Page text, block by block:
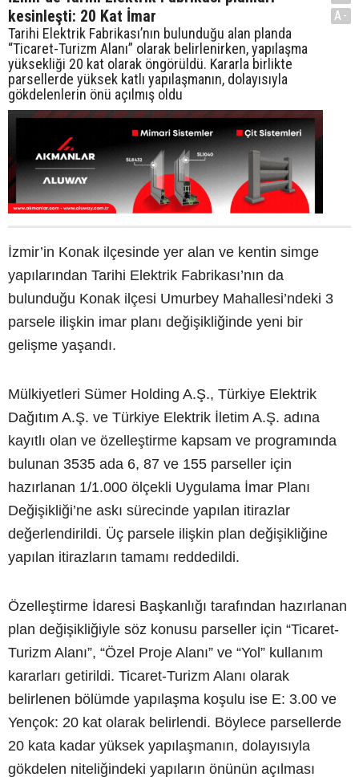
kesinleşti: 20 Kat İmar
Tarihi Elektrik Fabrikası’nın bulunduğu alan planda
“Ticaret-Turizm Alanı” olarak belirlenirken, yapılaşma
yüksekliği 20 kat olarak öngörüldü. Kararla birlikte
parsellerde yüksek katlı yapılaşmanın, dolayısıyla
gökdelenlerin önü açılmış oldu
A-
İzmir’in Konak ilçesinde yer alan ve kentin simge
yapılarından Tarihi Elektrik Fabrikası’nın da
bulunduğu Konak ilçesi Umurbey Mahallesi’ndeki 3
parsele ilişkin imar planı değişikliğinde yeni bir
gelişme yaşandı.
Mülkiyetleri Sümer Holding A.Ş., Türkiye Elektrik
Dağıtım A.Ş. ve Türkiye Elektrik İletim A.Ş. adına
kayıtlı olan ve özelleştirme kapsam ve programında
bulunan 3535 ada 6, 87 ve 155 parseller için
hazırlanan 1/1.000 ölçekli Uygulama İmar Planı
Değişikliği’ne askı sürecinde yapılan itirazlar
değerlendirildi. Üç parsele ilişkin plan değişikliğine
yapılan itirazların tamamı reddedildi.
Özelleştirme İdaresi Başkanlığı tarafından hazırlanan
plan değişikliğiyle söz konusu parseller için “Ticaret-
Turizm Alanı”, “Özel Proje Alanı” ve “Yol” kullanım
kararları getirildi. Ticaret-Turizm Alanı olarak
belirlenen bölümde yapılaşma koşulu ise E: 3.00 ve
Yençok: 20 kat olarak belirlendi. Böylece parsellerde
20 kata kadar yüksek yapılaşmanın, dolayısıyla
gökdelen niteliğindeki yapıların önünün açılması